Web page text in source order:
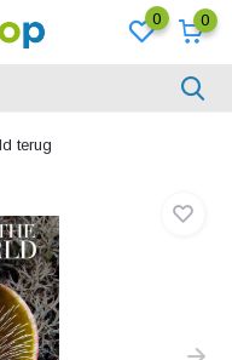
0 0
terug